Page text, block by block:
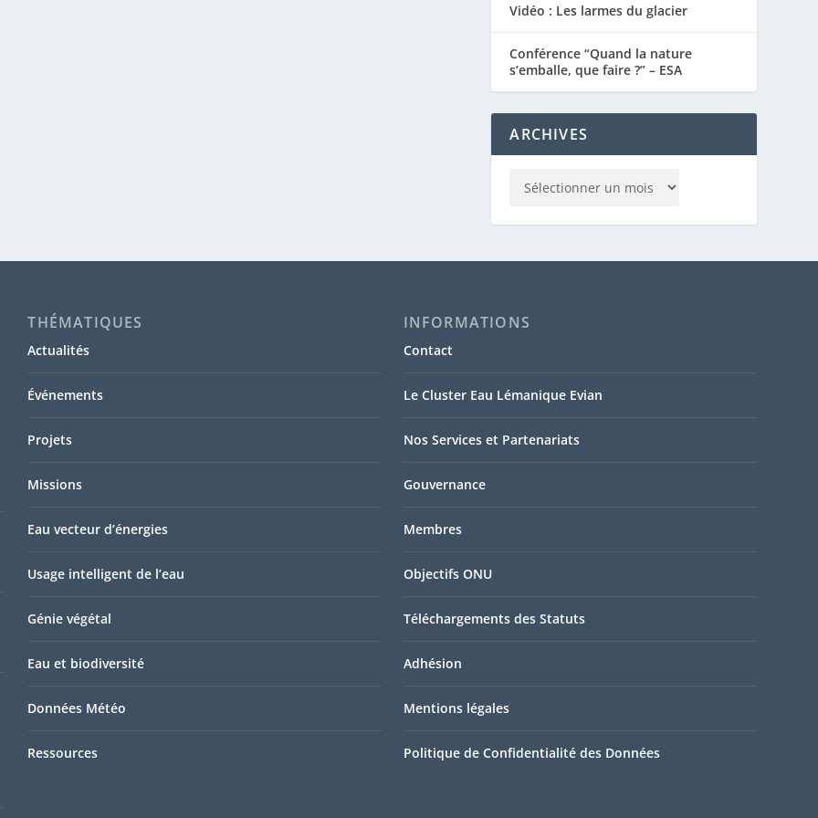
Vidéo : Les larmes du glacier
Conférence “Quand la nature
s’emballe, que faire ?” – ESA
ARCHIVES
THÉMATIQUES
Actualités
Événements
Projets
Missions
Eau vecteur d’énergies
Usage intelligent de l’eau
Génie végétal
Eau et biodiversité
Données Météo
Ressources
INFORMATIONS
Contact
Le Cluster Eau Lémanique Evian
Nos Services et Partenariats
Gouvernance
Membres
Objectifs ONU
Téléchargements des Statuts
Adhésion
Mentions légales
Politique de Confidentialité des Données